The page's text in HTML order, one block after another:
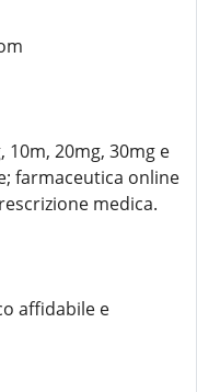
20mg, 30mg e
farmaceutica online
medica.
affidabile e